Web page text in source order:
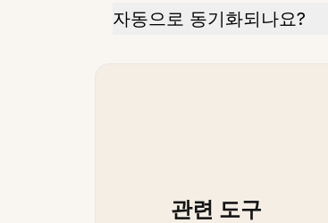
자동으로 동기화되나요?
관련 도구